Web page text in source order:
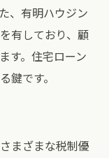
、有明ハウジン
有しており、顧
す。住宅ローン
鍵です。
まざまな税制優